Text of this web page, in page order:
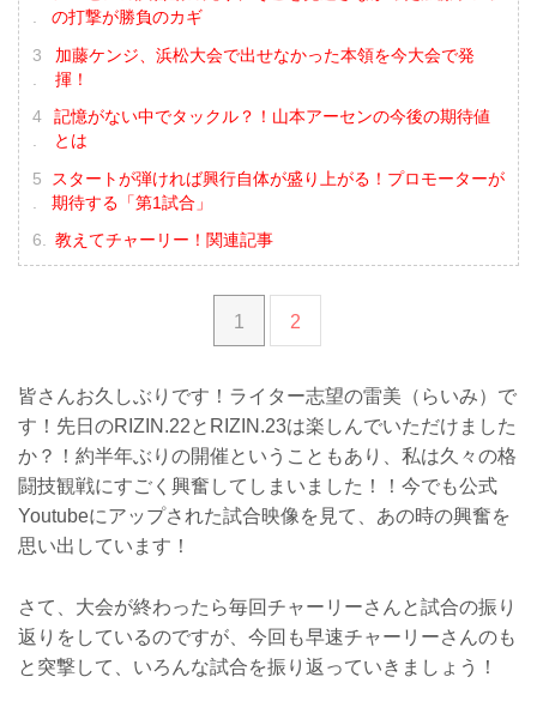
の打撃が勝負のカギ
加藤ケンジ、浜松大会で出せなかった本領を今大会で発
揮！
記憶がない中でタックル？！山本アーセンの今後の期待値
とは
スタートが弾ければ興行自体が盛り上がる！プロモーターが
期待する「第1試合」
教えてチャーリー！関連記事
1 2
皆さんお久しぶりです！ライター志望の雷美（らいみ）で
す！先日のRIZIN.22とRIZIN.23は楽しんでいただけました
か？！約半年ぶりの開催ということもあり、私は久々の格
闘技観戦にすごく興奮してしまいました！！今でも公式
Youtubeにアップされた試合映像を見て、あの時の興奮を
思い出しています！
さて、大会が終わったら毎回チャーリーさんと試合の振り
返りをしているのですが、今回も早速チャーリーさんのも
と突撃して、いろんな試合を振り返っていきましょう！